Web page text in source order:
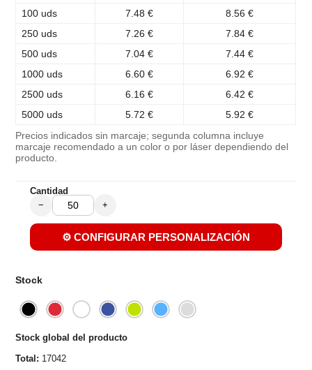
100 uds
7.48 €
8.56 €
250 uds
7.26 €
7.84 €
500 uds
7.04 €
7.44 €
1000 uds
6.60 €
6.92 €
2500 uds
6.16 €
6.42 €
5000 uds
5.72 € 5.92 €
Precios indicados sin marcaje; segunda columna incluye
marcaje recomendado a un color o por láser dependiendo del
producto.
Cantidad
− +
⚙️ CONFIGURAR PERSONALIZACIÓN
Stock
Stock global del producto
Total: 17042